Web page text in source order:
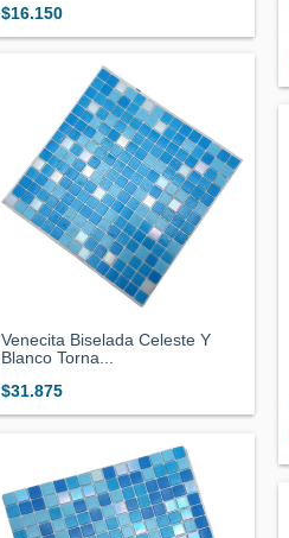
$16.150
Venecita Biselada Celeste Y
Blanco Torna...
$31.875